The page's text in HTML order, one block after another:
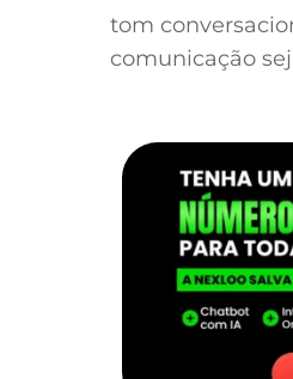
tom
comunicação